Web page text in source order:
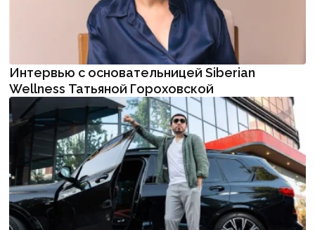
Интервью с основательницей Siberian
Wellness Татьяной Гороховской